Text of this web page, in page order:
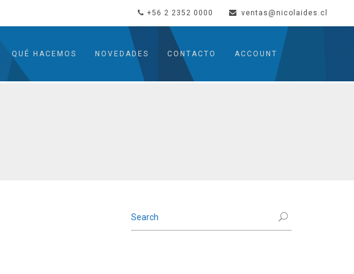
+56 2 2352 0000 ventas@nicolaides.cl
QUÉ HACEMOS NOVEDADES CONTACTO ACCOUNT